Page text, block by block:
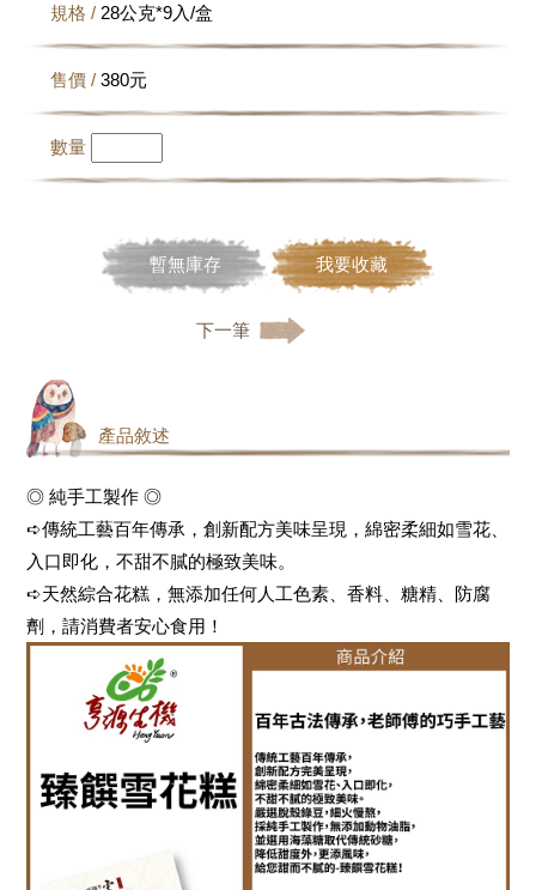
規格 / 28公克*9入/盒
售價 / 380元
數量
暫無庫存 我要收藏
下一筆
產品敘述
◎ 純手工製作 ◎
➪傳統工藝百年傳承，創新配方美味呈現，綿密柔細如雪花、
入口即化，不甜不膩的極致美味。
➪天然綜合花糕，無添加任何人工色素、香料、糖精、防腐
劑，請消費者安心食用！